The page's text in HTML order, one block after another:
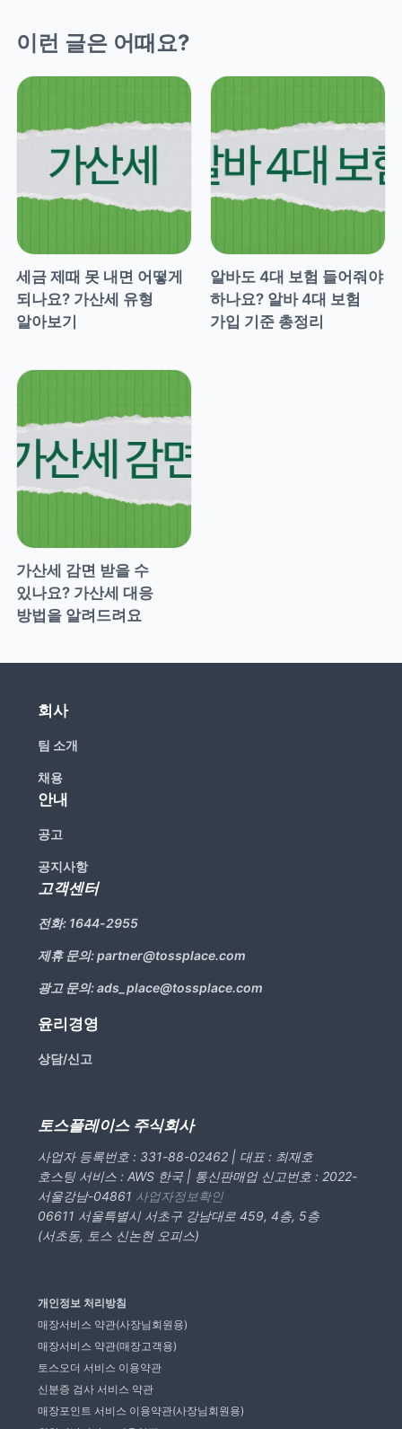
이런 글은 어때요?
세금 제때 못 내면 어떻게
되나요? 가산세 유형
알아보기
알바도 4대 보험 들어줘야
하나요? 알바 4대 보험
가입 기준 총정리
가산세 감면 받을 수
있나요? 가산세 대응
방법을 알려드려요
회사
팀 소개
채용
안내
공고
공지사항
고객센터
전화: 1644-2955
제휴 문의:partner@tossplace.com
광고 문의:ads_place@tossplace.com
윤리경영
상담/신고
토스플레이스 주식회사
사업자 등록번호 : 331-88-02462 | 대표 : 최재호
호스팅 서비스 : AWS 한국 | 통신판매업 신고번호 : 2022-
서울강남-04861 사업자정보확인
06611 서울특별시 서초구 강남대로 459, 4층, 5층
(서초동, 토스 신논현 오피스)
개인정보 처리방침
매장서비스 약관(사장님회원용)
매장서비스 약관(매장고객용)
토스오더 서비스 이용약관
신분증 검사 서비스 약관
매장포인트 서비스 이용약관(사장님회원용)